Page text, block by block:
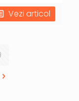
Vezi articol